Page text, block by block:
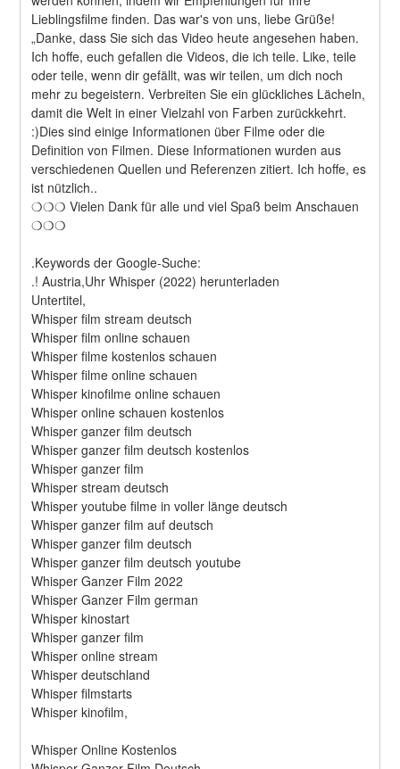
Lieblingsfilme finden. Das war's von uns, liebe Grüße!
„Danke, dass Sie sich das Video heute angesehen haben.
Ich hoffe, euch gefallen die Videos, die ich teile. Like, teile
oder teile, wenn dir gefällt, was wir teilen, um dich noch
mehr zu begeistern. Verbreiten Sie ein glückliches Lächeln,
damit die Welt in einer Vielzahl von Farben zurückkehrt.
:)Dies sind einige Informationen über Filme oder die
Definition von Filmen. Diese Informationen wurden aus
verschiedenen Quellen und Referenzen zitiert. Ich hoffe, es
ist nützlich..
❍❍❍ Vielen Dank für alle und viel Spaß beim Anschauen
❍❍❍
.Keywords der Google-Suche:
.! Austria,Uhr Whisper (2022) herunterladen
Untertitel,
Whisper film stream deutsch
Whisper film online schauen
Whisper filme kostenlos schauen
Whisper filme online schauen
Whisper kinofilme online schauen
Whisper online schauen kostenlos
Whisper ganzer film deutsch
Whisper ganzer film deutsch kostenlos
Whisper ganzer film
Whisper stream deutsch
Whisper youtube filme in voller länge deutsch
Whisper ganzer film auf deutsch
Whisper ganzer film deutsch
Whisper ganzer film deutsch youtube
Whisper Ganzer Film 2022
Whisper Ganzer Film german
Whisper kinostart
Whisper ganzer film
Whisper online stream
Whisper deutschland
Whisper filmstarts
Whisper kinofilm,
Whisper Online Kostenlos